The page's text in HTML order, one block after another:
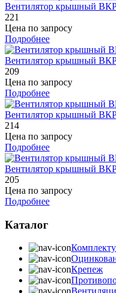
Вентилятор крышный
221
Цена по запросу
Подробнее
Вентилятор крышный
209
Цена по запросу
Подробнее
Вентилятор крышный
214
Цена по запросу
Подробнее
Вентилятор крышный
205
Цена по запросу
Подробнее
Каталог
Крепеж